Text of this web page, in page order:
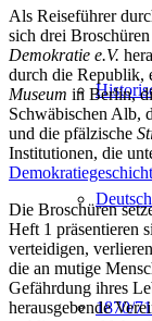
1870/
Als Reiseführer
sich drei
Demokratie e.V.
durch die Republik,
Museum in Berlin,
Schwäbischen Alb,
und die pfälzische
Institutionen, die
Die Broschüren
Heft 1 präsentieren
verteidigen,
die an mutige
Gefährdung ihres
herausgebende